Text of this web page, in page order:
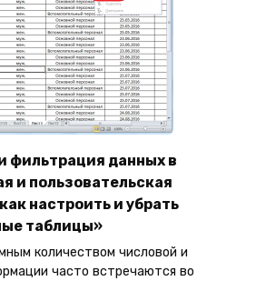
фильтрация данных в
и пользовательская
настроить и убрать
таблицы»
количеством числовой и
часто встречаются во